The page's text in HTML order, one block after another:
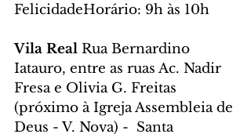
FelicidadeHorário: 9h às 10h
Vila Real Rua Bernardino
Iatauro, entre as ruas Ac. Nadir
Fresa e Olivia G. Freitas
(próximo à Igreja Assembleia de
Deus - V. Nova) -  Santa